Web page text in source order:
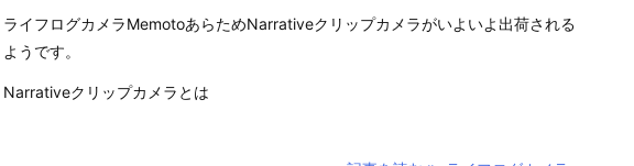
ライフログカメラMemotoあらためNarrativeクリップカメラがいよいよ出荷される
ようです。
Narrativeクリップカメラとは